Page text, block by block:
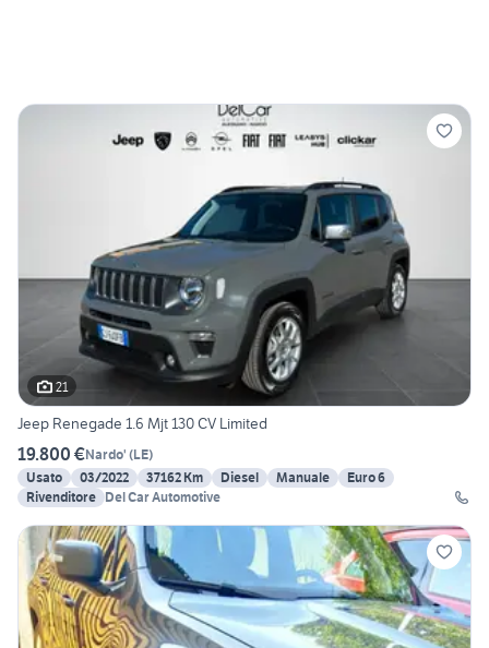
21
Jeep Renegade 1.6 Mjt 130 CV Limited
19.800 €Nardo' (LE)
Usato
03/2022 37162 Km Diesel Manuale
Euro 6
Rivenditore Del Car Automotive